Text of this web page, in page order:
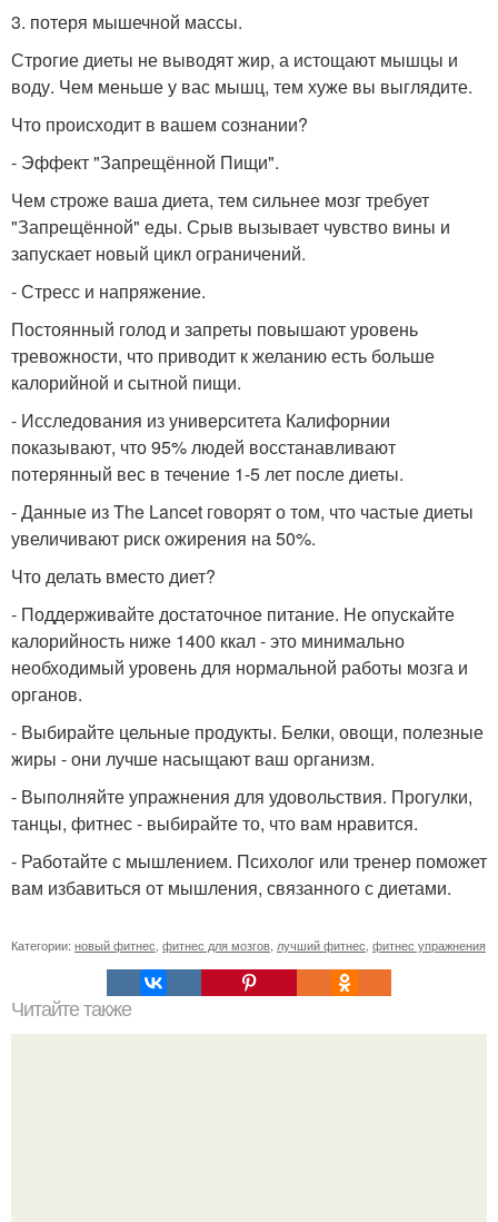
3. потеря мышечной массы.
Строгие диеты не выводят жир, а истощают мышцы и
воду. Чем меньше у вас мышц, тем хуже вы выглядите.
Что происходит в вашем сознании?
- Эффект "Запрещённой Пищи".
Чем строже ваша диета, тем сильнее мозг требует
"Запрещённой" еды. Срыв вызывает чувство вины и
запускает новый цикл ограничений.
- Стресс и напряжение.
Постоянный голод и запреты повышают уровень
тревожности, что приводит к желанию есть больше
калорийной и сытной пищи.
- Исследования из университета Калифорнии
показывают, что 95% людей восстанавливают
потерянный вес в течение 1-5 лет после диеты.
- Данные из The Lancet говорят о том, что частые диеты
увеличивают риск ожирения на 50%.
Что делать вместо диет?
- Поддерживайте достаточное питание. Не опускайте
калорийность ниже 1400 ккал - это минимально
необходимый уровень для нормальной работы мозга и
органов.
- Выбирайте цельные продукты. Белки, овощи, полезные
жиры - они лучше насыщают ваш организм.
- Выполняйте упражнения для удовольствия. Прогулки,
танцы, фитнес - выбирайте то, что вам нравится.
- Работайте с мышлением. Психолог или тренер поможет
вам избавиться от мышления, связанного с диетами.
Категории: новый фитнес фитнес для мозгов лучший фитнес фитнес упражнения
Читайте также